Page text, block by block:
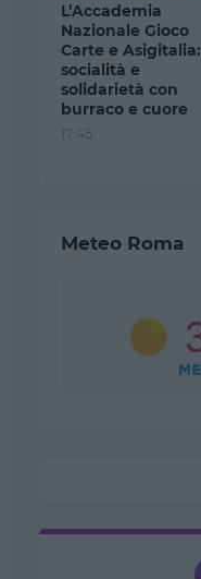
L’Accademia
Nazionale Gioco
Carte e Asigitalia:
socialità e
solidarietà con
burraco e cuore
17:45
Meteo Roma